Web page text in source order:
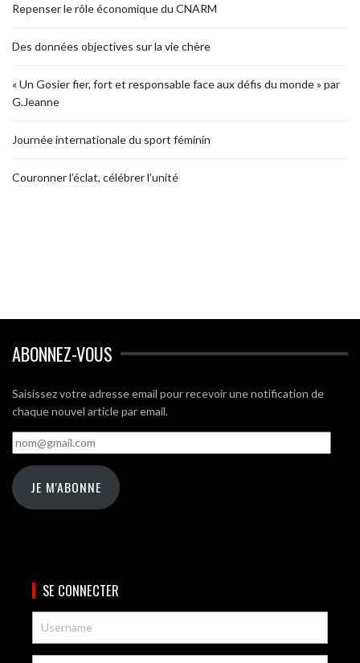
Repenser le rôle économique du CNARM
Des données objectives sur la vie chère
« Un Gosier fier, fort et responsable face aux défis du monde » par
G.Jeanne
Journée internationale du sport féminin
Couronner l’éclat, célébrer l’unité
ABONNEZ-VOUS
Saisissez votre adresse email pour recevoir une notification de
chaque nouvel article par email.
nom@gmail.com
JE M'ABONNE
SE CONNECTER